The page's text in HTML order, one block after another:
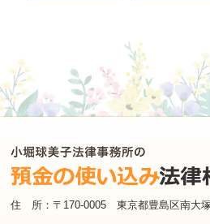
住　所：〒170-0005　東京都豊島区南大